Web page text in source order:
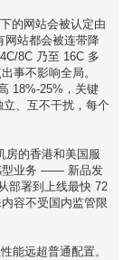
的网站会被认定由
网站都会被连带降
8C 乃至 16C 多
事不影响全局。
18%-25%，关键
、互不干扰，每个
房的香港和美国服
型业务 —— 新品发
部署到上线最快 72
容不受国内监管限
能远超普通配置。